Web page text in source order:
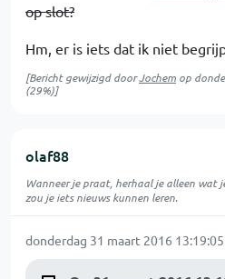
op slot?
Hm, er is iets dat ik niet
[Bericht gewijzigd doorJochem op
(29%)]
olaf88
Wanneer je praat, herhaal je alleen wat
zou je iets nieuws kunnen leren.
donderdag 31 maart 2016 13:19:05